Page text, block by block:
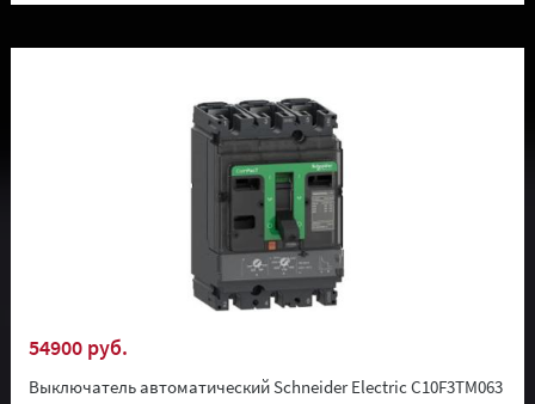
54900 руб.
Выключатель автоматический Schneider Electric C10F3TM063